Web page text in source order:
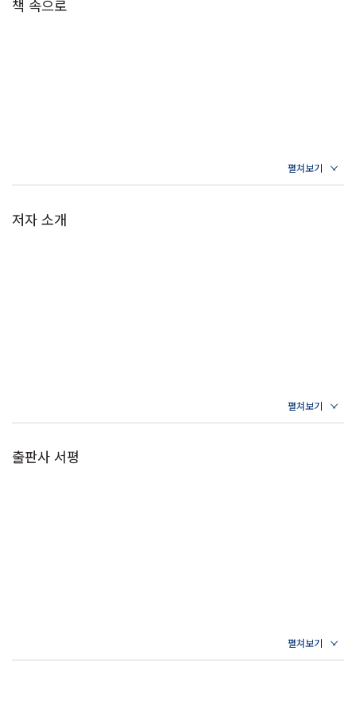
책 속으로
저자 소개
출판사 서평